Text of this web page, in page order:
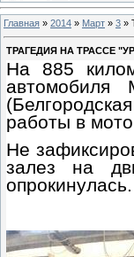
Главная » 2014 » Март » 3 »
ТРАГЕДИЯ НА ТРАССЕ
На 885
работы в
Не
залез на
опрокинулась.